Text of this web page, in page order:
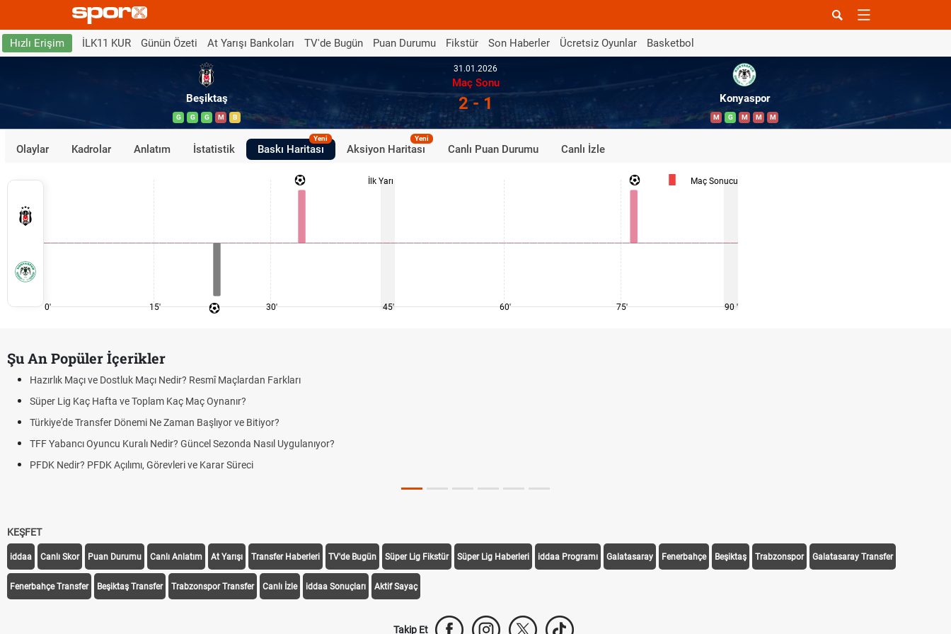
Hızlı Erişim İLK11 KUR Günün Özeti At Yarışı Bankoları TV'de Bugün Puan Durumu Fikstür Son Haberler Ücretsiz Oyunlar Basketbol
Beşiktaş
G G G M B
31.01.2026
Maç Sonu
2 - 1 Konyaspor
M G M M M
Olaylar Kadrolar Anlatım İstatistik Baskı Haritası
Yeni
Aksiyon Haritası
Yeni
Canlı Puan Durumu Canlı İzle
0' 15' 30'
İlk Yarı
45' 60' 75'
Maç Sonucu
90 '
Şu An Popüler İçerikler
Hazırlık Maçı ve Dostluk Maçı Nedir? Resmî Maçlardan Farkları
Süper Lig Kaç Hafta ve Toplam Kaç Maç Oynanır?
Türkiye'de Transfer Dönemi Ne Zaman Başlıyor ve Bitiyor?
TFF Yabancı Oyuncu Kuralı Nedir? Güncel Sezonda Nasıl Uygulanıyor?
PFDK Nedir? PFDK Açılımı, Görevleri ve Karar Süreci
KEŞFET
iddaa Canlı Skor Puan Durumu Canlı Anlatım At Yarışı Transfer Haberleri TV'de Bugün Süper Lig Fikstür Süper Lig Haberleri iddaa Programı Galatasaray Fenerbahçe Beşiktaş Trabzonspor Galatasaray Transfer
Fenerbahçe Transfer Beşiktaş Transfer Trabzonspor Transfer Canlı İzle iddaa Sonuçları Aktif Sayaç
Takip Et